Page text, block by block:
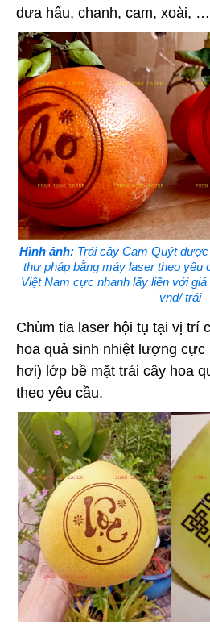
dưa hấu, chanh, cam, xoài, …
Hình ảnh:Trái cây Cam Quýt
thư pháp bằng máy laser theo yêu
Việt Nam cực nhanh lấy liền với
vnđ/ trái
Chùm tia laser hội tụ tại vị trí
hoa quả sinh nhiệt lượng
hơi) lớp bề mặt trái cây hoa
theo yêu cầu.